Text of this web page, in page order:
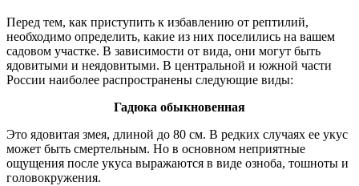
Перед тем, как приступить к избавлению от рептилий,
необходимо определить, какие из них поселились на вашем
садовом участке. В зависимости от вида, они могут быть
ядовитыми и неядовитыми. В центральной и южной части
России наиболее распространены следующие виды:
Гадюка обыкновенная
Это ядовитая змея, длиной до 80 см. В редких случаях ее укус
может быть смертельным. Но в основном неприятные
ощущения после укуса выражаются в виде озноба, тошноты и
головокружения.